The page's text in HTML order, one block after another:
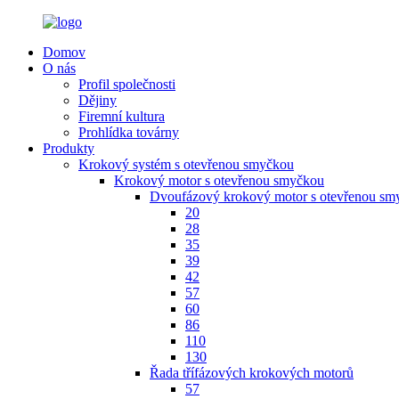
Domov
O nás
Profil společnosti
Dějiny
Firemní kultura
Prohlídka továrny
Produkty
Krokový systém s otevřenou smyčkou
Krokový motor s otevřenou smyčkou
Dvoufázový krokový motor s otevřenou
20
28
35
39
42
57
60
86
110
130
Řada třífázových krokových motorů
57